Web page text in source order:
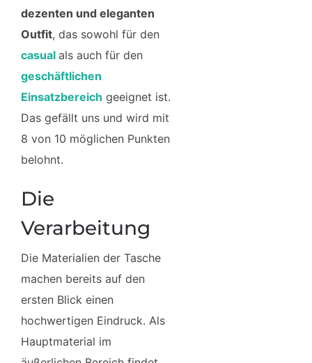
dezenten und eleganten
Outfit, das sowohl für den
casual als auch für den
geschäftlichen
Einsatzbereich geeignet ist.
Das gefällt uns und wird mit
8 von 10 möglichen Punkten
belohnt.
Die
Verarbeitung
Die Materialien der Tasche
machen bereits auf den
ersten Blick einen
hochwertigen Eindruck. Als
Hauptmaterial im